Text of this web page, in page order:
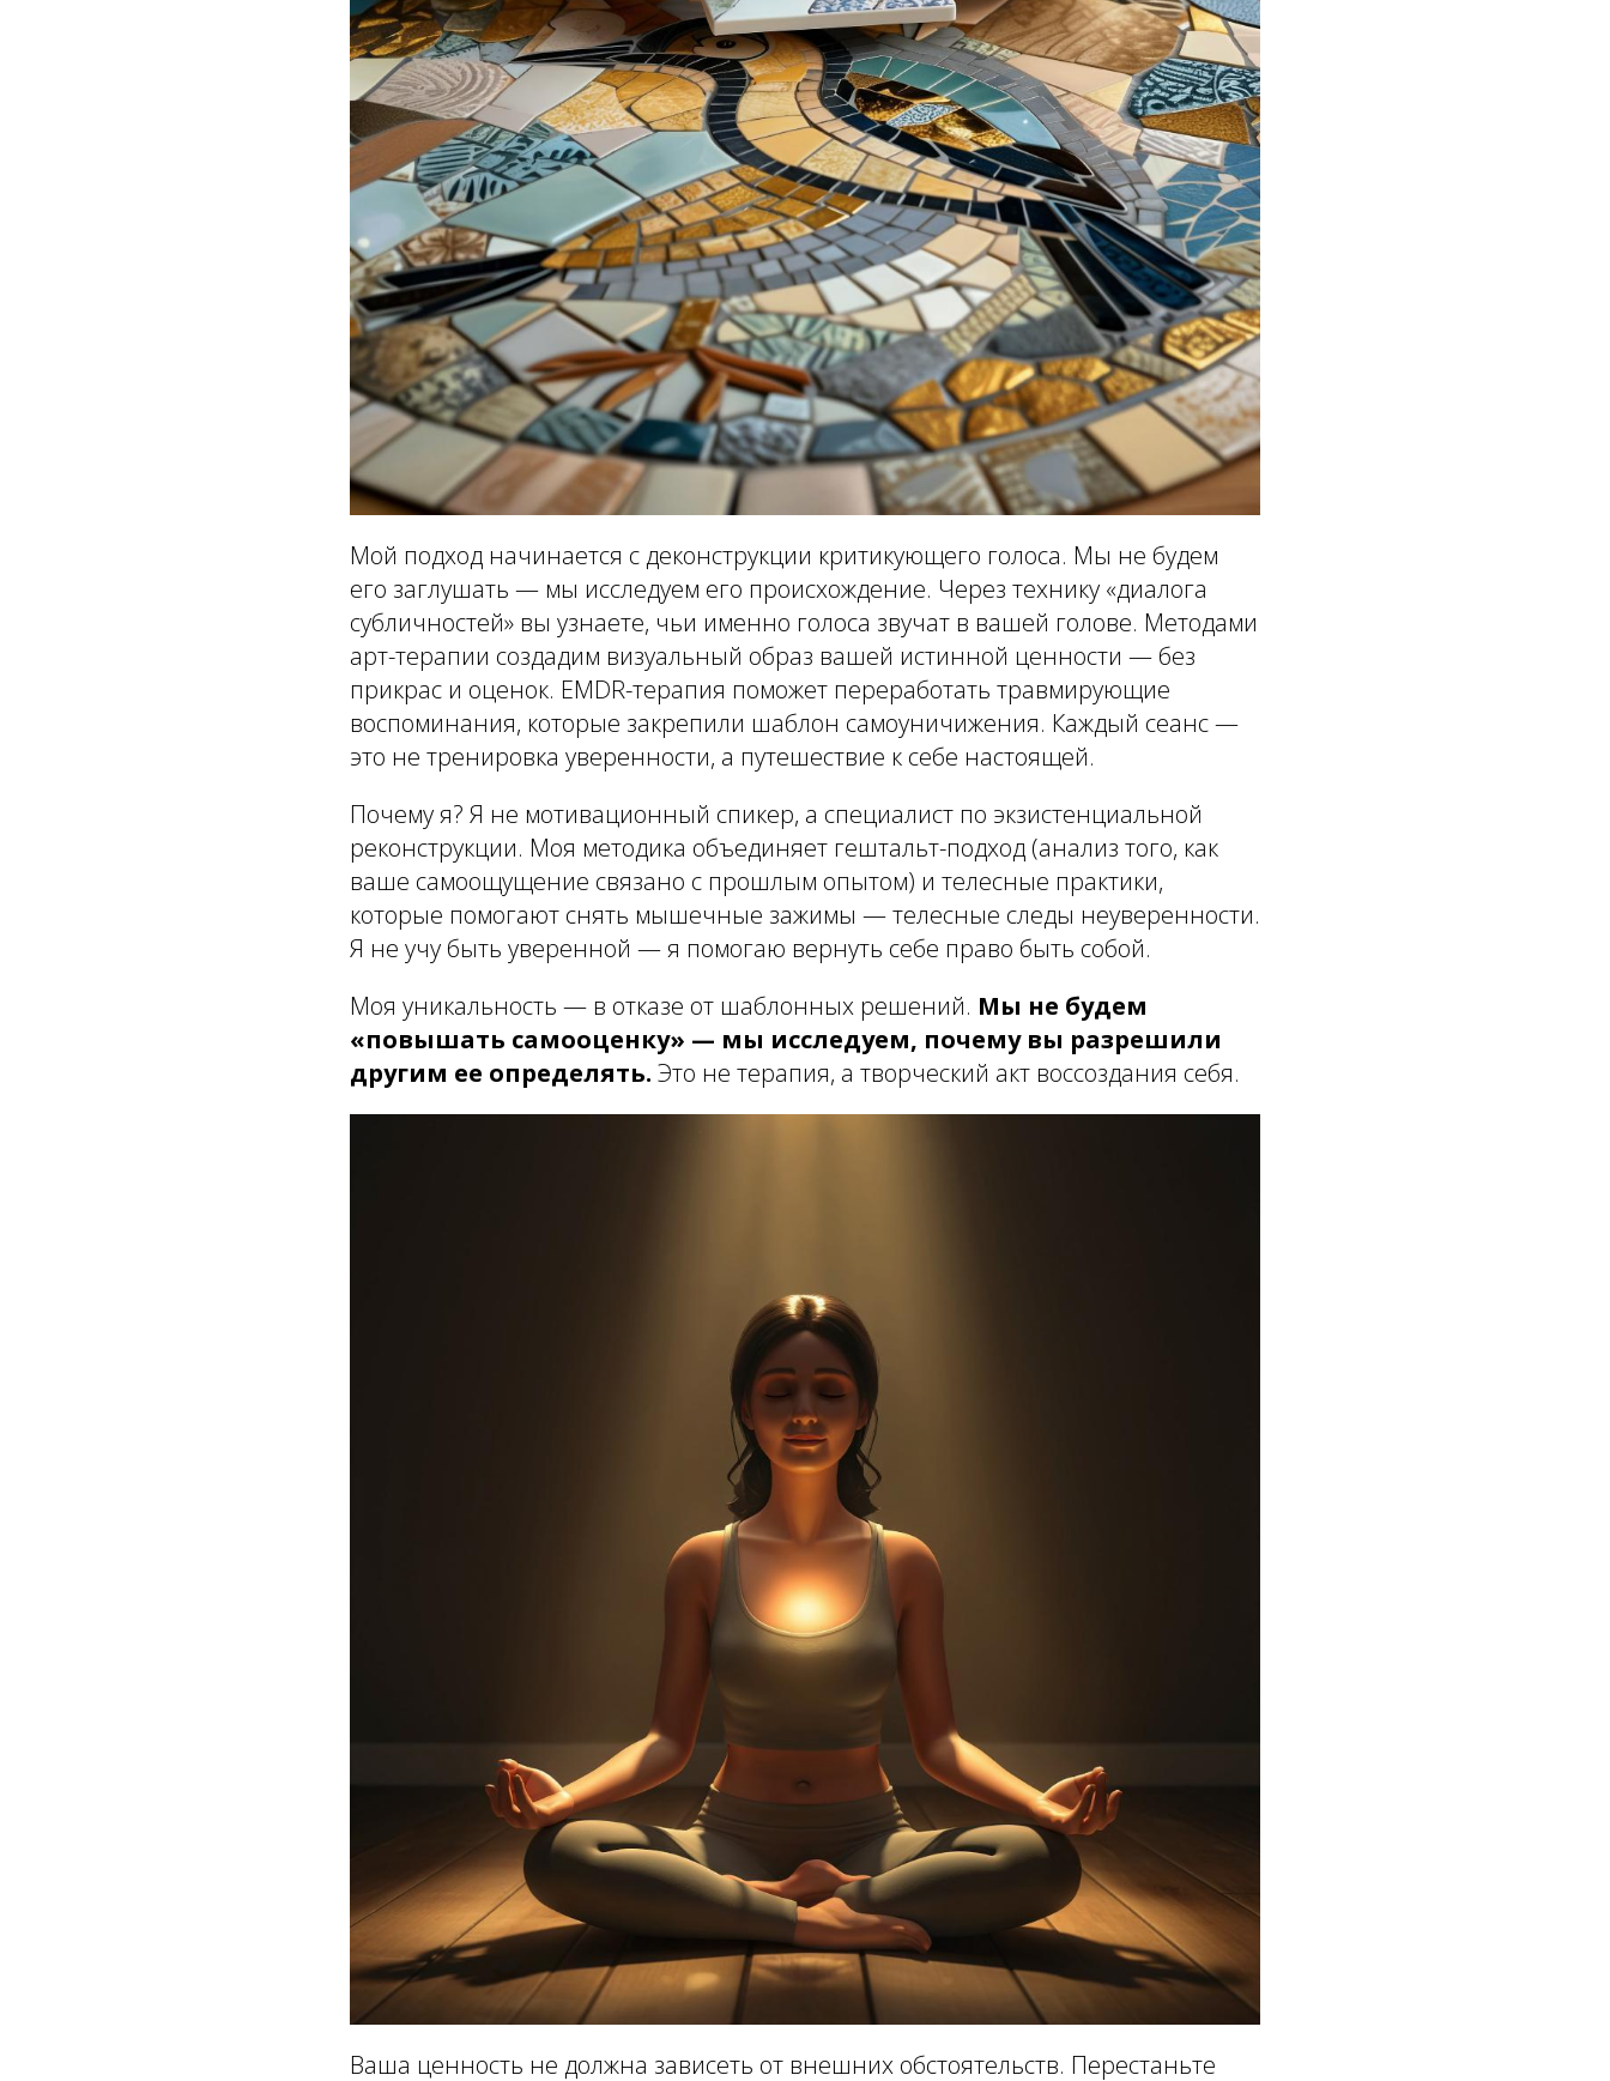
Мой подход начинается с деконструкции критикующего голоса. Мы не будем
его заглушать — мы исследуем его происхождение. Через технику «диалога
субличностей» вы узнаете, чьи именно голоса звучат в вашей голове. Методами
арт-терапии создадим визуальный образ вашей истинной ценности — без
прикрас и оценок. EMDR-терапия поможет переработать травмирующие
воспоминания, которые закрепили шаблон самоуничижения. Каждый сеанс —
это не тренировка уверенности, а путешествие к себе настоящей.
Почему я? Я не мотивационный спикер, а специалист по экзистенциальной
реконструкции. Моя методика объединяет гештальт-подход (анализ того, как
ваше самоощущение связано с прошлым опытом) и телесные практики,
которые помогают снять мышечные зажимы — телесные следы неуверенности.
Я не учу быть уверенной — я помогаю вернуть себе право быть собой.
Моя уникальность — в отказе от шаблонных решений. Мы не будем
«повышать самооценку» — мы исследуем, почему вы разрешили
другим ее определять. Это не терапия, а творческий акт воссоздания себя.
Ваша ценность не должна зависеть от внешних обстоятельств. Перестаньте